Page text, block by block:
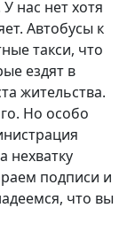
нас нет хотя
Автобусы к
такси, что
ездят в
жительства.
Но особо
нехватку
подписи и
что вы